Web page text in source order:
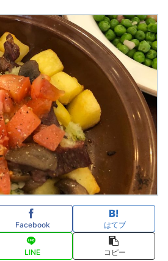
Facebook はてブ
LINE コピー